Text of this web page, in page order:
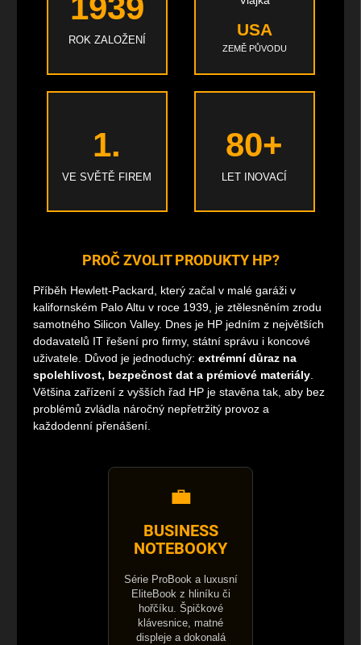
ROK ZALOŽENÍ
USA
ZEMĚ PŮVODU
1.
VE SVĚTĚ FIREM
80+
LET INOVACÍ
PROČ ZVOLIT PRODUKTY HP?
Příběh Hewlett-Packard, který začal v malé garáži v
kalifornském Palo Altu v roce 1939, je ztělesněním zrodu
samotného Silicon Valley. Dnes je HP jedním z největších
dodavatelů IT řešení pro firmy, státní správu i koncové
uživatele. Důvod je jednoduchý: extrémní důraz na
spolehlivost, bezpečnost dat a prémiové materiály
Většina zařízení z vyšších řad HP je stavěna tak, aby bez
problémů zvládla náročný nepřetržitý provoz a
každodenní přenášení.
💼
BUSINESS
NOTEBOOKY
Série ProBook a luxusní
EliteBook z hliníku či
hořčíku. Špičkové
klávesnice, matné
displeje a dokonalá